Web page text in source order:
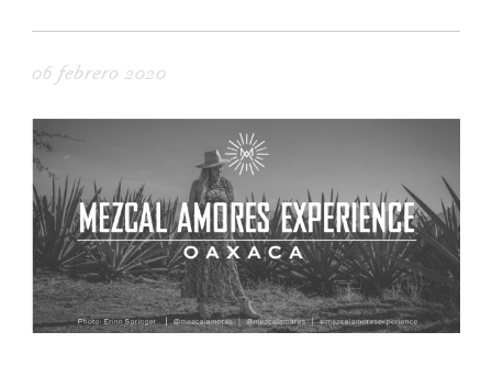
06 febrero 2020